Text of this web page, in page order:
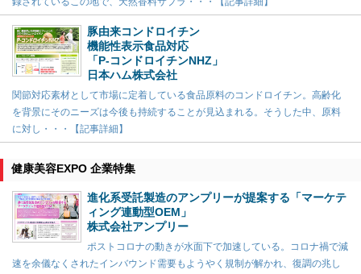
豚由来コンドロイチン
機能性表示食品対応
「P-コンドロイチンNHZ」
日本ハム株式会社
関節対応素材として市場に定着している食品原料のコンドロイチン。高齢化
を背景にそのニーズは今後も持続することが見込まれる。そうした中、原料
に対し・・・【記事詳細】
健康美容EXPO 企業特集
進化系受託製造のアンプリーが提案する「マーケテ
ィング連動型OEM」
株式会社アンプリー
ポストコロナの動きが水面下で加速している。コロナ禍で減
速を余儀なくされたインバウンド需要もようやく規制が解かれ、復調の兆し